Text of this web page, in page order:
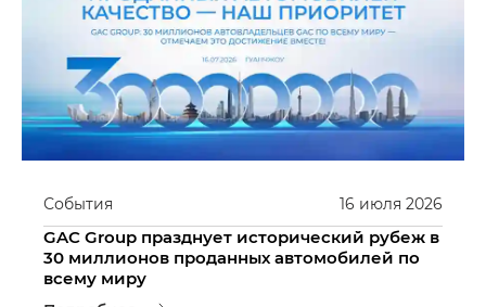
16 июля 2026
События
GAC Group празднует исторический рубеж в
30 миллионов проданных автомобилей по
всему миру